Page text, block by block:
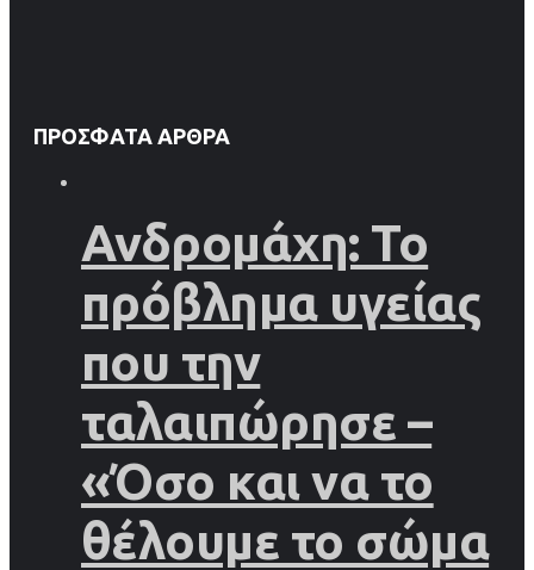
ΠΡΌΣΦΑΤΑ ΆΡΘΡΑ
Ανδρομάχη: Το
πρόβλημα υγείας
που την
ταλαιπώρησε –
«Όσο και να το
θέλουμε το σώμα